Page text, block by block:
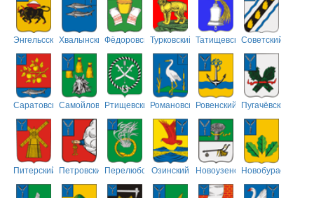
ЭнгельсскийХвалынскийФёдоровскийТурковский ТатищевскийСоветский
СаратовскийСамойловскийРтищевскийРомановскийРовенский Пугачёвский
Питерский ПетровскийПерелюбскийОзинский НовоузенскийНовобурасский